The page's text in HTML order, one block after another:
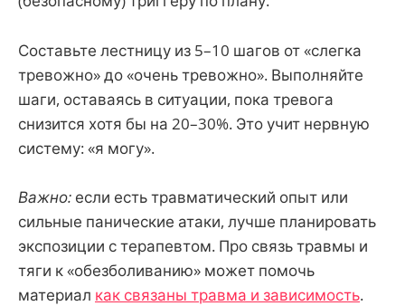
Составьте лестницу из 5–10 шагов от «слегка
тревожно» до «очень тревожно». Выполняйте
шаги, оставаясь в ситуации, пока тревога
снизится хотя бы на 20–30%. Это учит нервную
систему: «я могу».
Важно: если есть травматический опыт или
сильные панические атаки, лучше планировать
экспозиции с терапевтом. Про связь травмы и
тяги к «обезболиванию» может помочь
материал как связаны травма и зависимость.